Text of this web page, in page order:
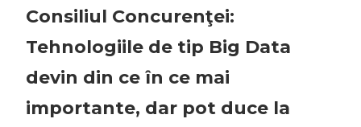
Consiliul Concurenţei:
Tehnologiile de tip Big Data
devin din ce în ce mai
importante, dar pot duce la